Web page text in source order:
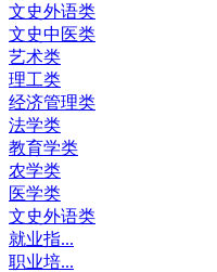
文史外语类
文史中医类
艺术类
理工类
经济管理类
法学类
教育学类
农学类
医学类
文史外语类
就业指...
职业培...